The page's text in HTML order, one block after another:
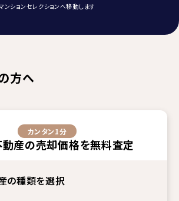
ンションセレクションへ移動します
方へ
カンタン1分
産の売却価格を無料査定
の種類を選択